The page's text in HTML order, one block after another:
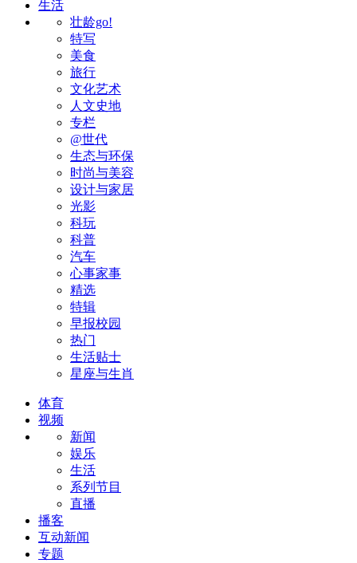
生活
壮龄go!
特写
美食
旅行
文化艺术
人文史地
专栏
@世代
生态与环保
时尚与美容
设计与家居
光影
科玩
科普
汽车
心事家事
精选
特辑
早报校园
热门
生活贴士
星座与生肖
体育
视频
新闻
娱乐
生活
系列节目
直播
播客
互动新闻
专题